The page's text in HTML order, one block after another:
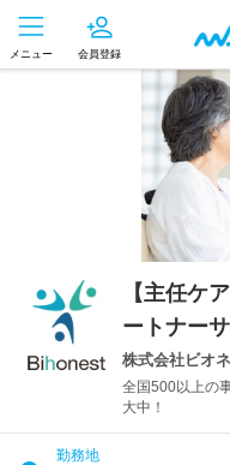
メニュー 会員登録
【主任ケ
ートナー
株式会社ビオ
全国500以上の
大中！
勤務地